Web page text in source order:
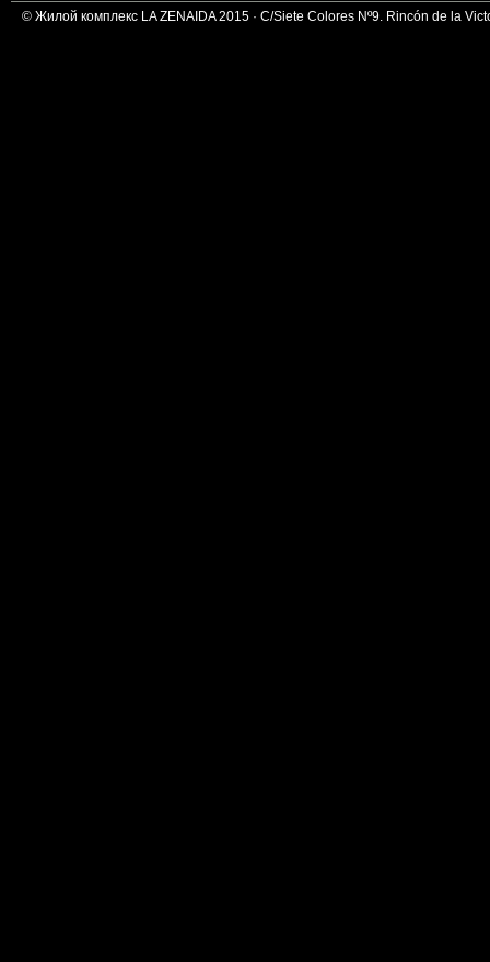
© Жилой комплекс LA ZENAIDA 2015 · C/Siete Colores Nº9. Rincón de la